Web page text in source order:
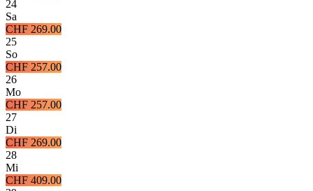
24
Sa
CHF 269.00
25
So
CHF 257.00
26
Mo
CHF 257.00
27
Di
CHF 269.00
28
Mi
CHF 409.00